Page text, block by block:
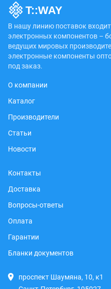
В нашу линию поставок
электронных компонентов –
ведущих мировых
электронные компоненты
под заказ.
О компании
Каталог
Производители
Статьи
Новости
Контакты
Доставка
Вопросы-ответы
Оплата
Гарантии
Бланки документов
проспект Шаумяна, 10, к1